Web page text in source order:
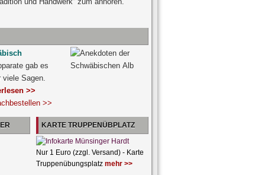
gab es
viele Sagen.
>>
>>
KARTE TRUPPENÜBPLATZ
Nur 1 Euro (zzgl. Versand) - Karte
Truppenübungsplatz mehr >>